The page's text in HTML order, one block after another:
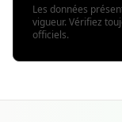
Les données
vigueur. Vérifiez
officiels.